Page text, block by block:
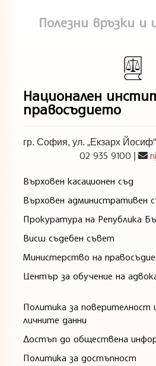
Полезни връзки и
Национален
правосъдието
гр. София, ул. „Екзарх
02 935 9100
Върховен касационен съд
Върховен административен
Прокуратура на Република
Висш съдебен съвет
Министерство на
Център за обучение на
Политика за поверителност
личните данни
Достъп до обществена
Политика за достъпност